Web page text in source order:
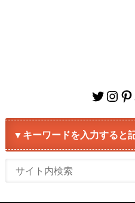
▼キーワードを入力すると